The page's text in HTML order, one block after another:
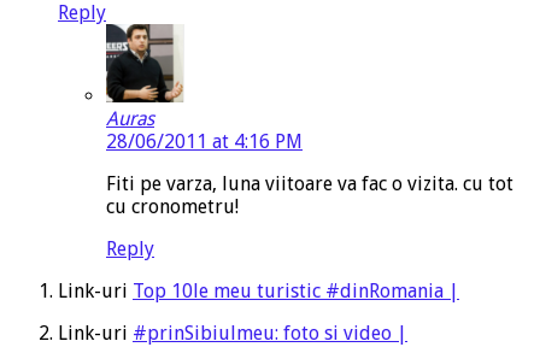
Reply
Auras
28/06/2011 at 4:16 PM
Fiti pe varza, luna viitoare va fac o vizita. cu tot
cu cronometru!
Reply
Link-uri Top 10le meu turistic #dinRomania |
Link-uri #prinSibiulmeu: foto si video |